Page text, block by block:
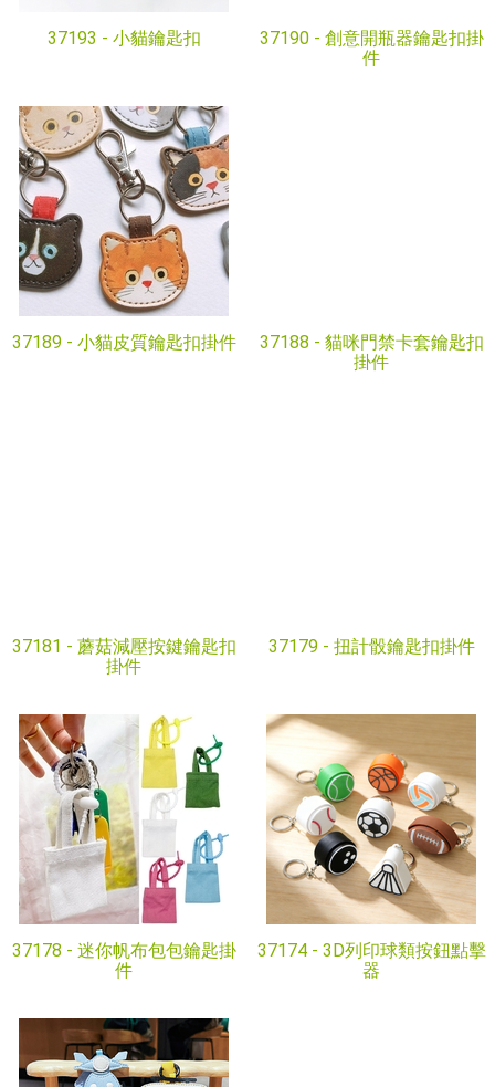
37193 - 小貓鑰匙扣 37190 - 創意開瓶器鑰匙扣掛
件
37189 - 小貓皮質鑰匙扣掛件 37188 - 貓咪門禁卡套鑰匙扣
掛件
37181 - 蘑菇減壓按鍵鑰匙扣
掛件
37179 - 扭計骰鑰匙扣掛件
37178 - 迷你帆布包包鑰匙掛
件
37174 - 3D列印球類按鈕點擊
器